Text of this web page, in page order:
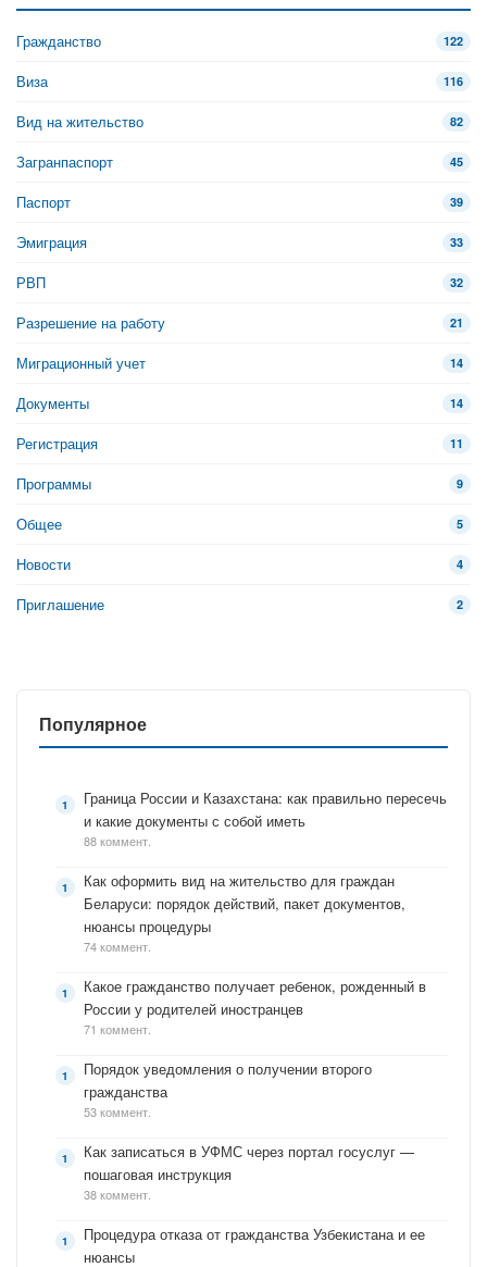
Гражданство 122
Виза 116
Вид на жительство 82
Загранпаспорт 45
Паспорт 39
Эмиграция 33
РВП 32
Разрешение на работу 21
Миграционный учет 14
Документы 14
Регистрация 11
Программы 9
Общее 5
Новости 4
Приглашение 2
Популярное
Граница России и Казахстана: как правильно пересечь
и какие документы с собой иметь
88 коммент.
Как оформить вид на жительство для граждан
Беларуси: порядок действий, пакет документов,
нюансы процедуры
74 коммент.
Какое гражданство получает ребенок, рожденный в
России у родителей иностранцев
71 коммент.
Порядок уведомления о получении второго
гражданства
53 коммент.
Как записаться в УФМС через портал госуслуг —
пошаговая инструкция
38 коммент.
Процедура отказа от гражданства Узбекистана и ее
нюансы